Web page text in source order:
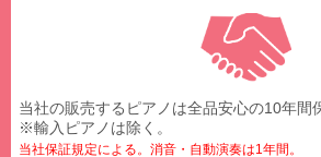
当社の販売するピアノは全品安心の10年間
※輸入ピアノは除く。
当社保証規定による。消音・自動演奏は1年間。